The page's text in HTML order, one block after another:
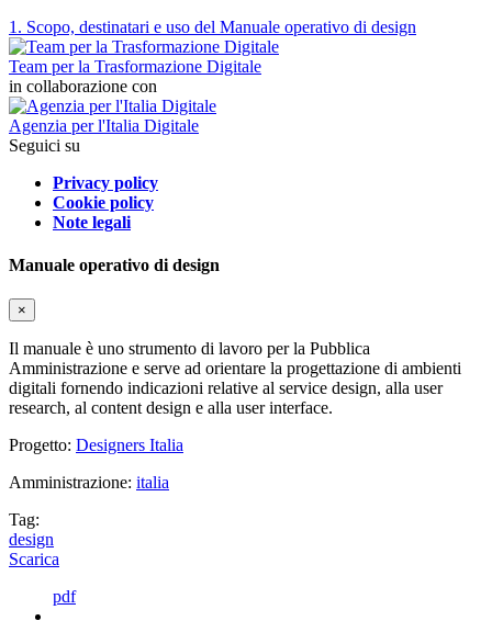
1. Scopo, destinatari e uso del Manuale operativo di design
Team per la Trasformazione Digitale
in collaborazione con
Agenzia per l'Italia Digitale
Seguici su
Privacy policy
Cookie policy
Note legali
Manuale operativo di design
×
Il manuale è uno strumento di lavoro per la Pubblica
Amministrazione e serve ad orientare la progettazione di ambienti
digitali fornendo indicazioni relative al service design, alla user
research, al content design e alla user interface.
Progetto: Designers Italia
Amministrazione: italia
Tag:
design
Scarica
pdf